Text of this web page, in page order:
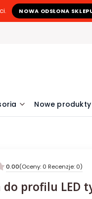
NOWA ODSŁONA
Nowe produkty
0.00(Oceny: 0 Recenzje: 0)
do profilu LED